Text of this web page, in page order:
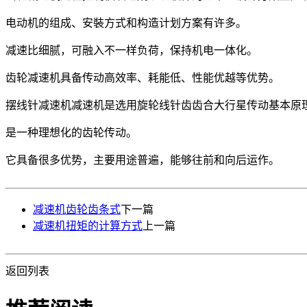
电动机的组成、安裝方式和构造计划方案有许多。
减速比细腻，可融入不一样负荷，保持机电一体化。
齿轮减速机具备传动高效率、耗能低、性能优越等优势。
摆线针减速机减速机是选用旋轮线针齿齿合大行星传动基本原
是一种理想化的齿轮传动。
它具备很多优势，主要用途普遍，能够往前和向后运作。
减速机齿轮齿条式下一篇
减速机扭矩的计算方式 上一篇
返回列表